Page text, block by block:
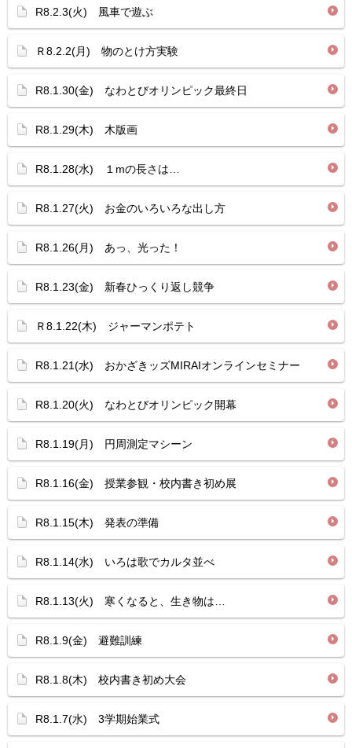
R8.2.3(火) 風車で遊ぶ
Ｒ8.2.2(月) 物のとけ方実験
R8.1.30(金) なわとびオリンピック最終日
R8.1.29(木) 木版画
R8.1.28(水) １mの長さは…
R8.1.27(火) お金のいろいろな出し方
R8.1.26(月) あっ、光った！
R8.1.23(金) 新春ひっくり返し競争
Ｒ8.1.22(木) ジャーマンポテト
R8.1.21(水) おかざきッズMIRAIオンラインセミナー
R8.1.20(火) なわとびオリンピック開幕
R8.1.19(月) 円周測定マシーン
R8.1.16(金) 授業参観・校内書き初め展
R8.1.15(木) 発表の準備
R8.1.14(水) いろは歌でカルタ並べ
R8.1.13(火) 寒くなると、生き物は…
R8.1.9(金) 避難訓練
R8.1.8(木) 校内書き初め大会
R8.1.7(水) 3学期始業式